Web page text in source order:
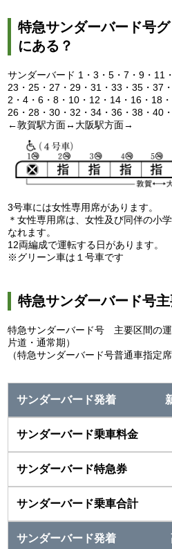
特急サンダーバード号
にある？
サンダーバード 1・3・5・7・9・11
23・25・27・29・31・33・35・37
2・4・6・8・10・12・14・16・18
26・28・30・32・34・36・38・40
←敦賀駅方面↔大阪駅方面→
3号車には女性専用席があります。
＊女性専用席は、女性及び同伴の小
なれます。
12両編成で運転する日があります。
※グリーン車は１号車です
特急サンダーバード号
特急サンダーバード号 主要区間の
片道・通常期）
（特急サンダーバード号普通車指定席